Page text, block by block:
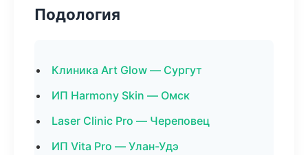
Подология
Клиника Art Glow — Сургут
ИП Harmony Skin — Омск
Laser Clinic Pro — Череповец
ИП Vita Pro — Улан-Удэ